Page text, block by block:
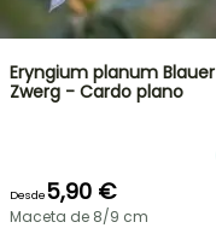
Eryngium planum Blauer
Zwerg - Cardo plano
Desde5,90 €
Maceta de 8/9 cm